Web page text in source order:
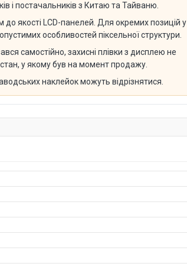
і постачальників з Китаю та Тайваню.
до якості LCD-панелей. Для окремих позицій у
особливостей піксельної структури.
самостійно, захисні плівки з дисплею не
стан, у якому був на момент продажу.
наклейок можуть відрізнятися.